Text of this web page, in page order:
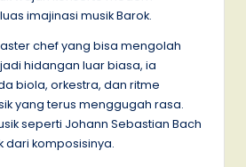
imajinasi musik Barok.
chef yang bisa mengolah
hidangan luar biasa, ia
biola, orkestra, dan ritme
yang terus menggugah rasa.
seperti Johann Sebastian Bach
dari komposisinya.